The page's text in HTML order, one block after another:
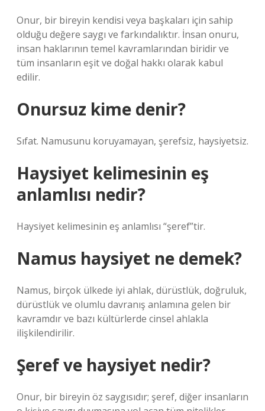
Onur, bir bireyin kendisi veya başkaları için sahip
olduğu değere saygı ve farkındalıktır. İnsan onuru,
insan haklarının temel kavramlarından biridir ve
tüm insanların eşit ve doğal hakkı olarak kabul
edilir.
Onursuz kime denir?
Sıfat. Namusunu koruyamayan, şerefsiz, haysiyetsiz.
Haysiyet kelimesinin eş
anlamlısı nedir?
Haysiyet kelimesinin eş anlamlısı “şeref”tir.
Namus haysiyet ne demek?
Namus, birçok ülkede iyi ahlak, dürüstlük, doğruluk,
dürüstlük ve olumlu davranış anlamına gelen bir
kavramdır ve bazı kültürlerde cinsel ahlakla
ilişkilendirilir.
Şeref ve haysiyet nedir?
Onur, bir bireyin öz saygısıdır; şeref, diğer insanların